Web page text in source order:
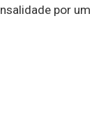
por um